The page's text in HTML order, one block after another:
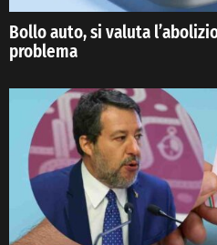
Bollo auto, si valuta
problema